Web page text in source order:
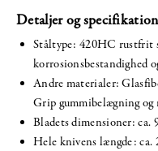
Detaljer og
Ståltype: 420HC rustfrit
korrosionsbestandighed
Andre materialer:
Grip gummibelægning
Bladets dimensioner: ca.
Hele knivens længde: ca.